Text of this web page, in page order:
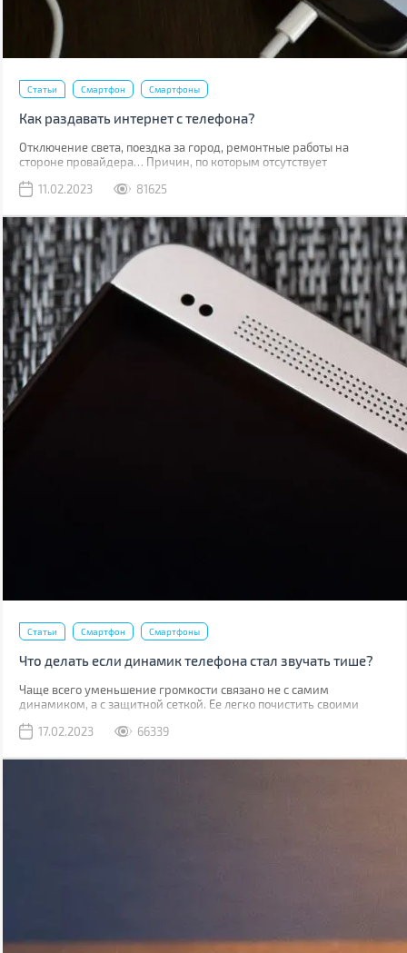
Статьи Смартфон Смартфоны
Как раздавать интернет с телефона?
Отключение света, поездка за город, ремонтные работы на
стороне провайдера… Причин, по которым отсутствует
может выручить мобильная сеть, конечно, если вы находитесь в
11.02.2023 81625
Статьи Смартфон Смартфоны
Что делать если динамик телефона стал звучать тише?
Чаще всего уменьшение громкости связано не с самим
динамиком, а с защитной сеткой. Ее легко почистить своими
необходимое для этого.
17.02.2023 66339